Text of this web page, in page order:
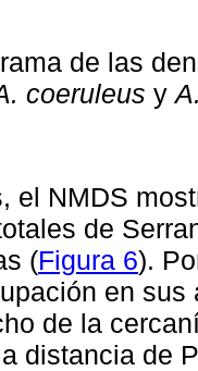
de las
coeruleus y
el NMDS
de
(Figura 6).
en
de la
distancia de